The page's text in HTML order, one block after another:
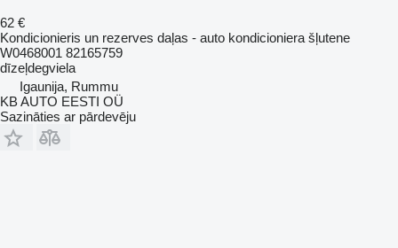
62 €
Kondicionieris un rezerves daļas - auto kondicioniera šļutene
W0468001 82165759
dīzeļdegviela
Igaunija, Rummu
KB AUTO EESTI OÜ
Sazināties ar pārdevēju